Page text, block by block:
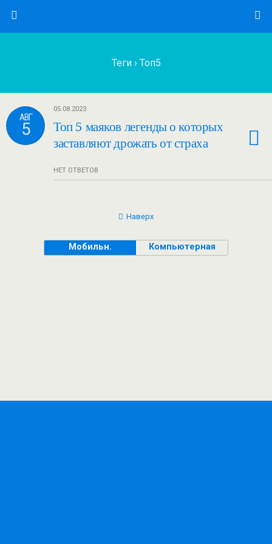
Теги › Топ5
АВГ
5
05.08.2023
Топ 5 маяков легенды о которых
заставляют дрожать от страха
НЕТ ОТВЕТОВ
Наверх
Мобильн. Компьютерная